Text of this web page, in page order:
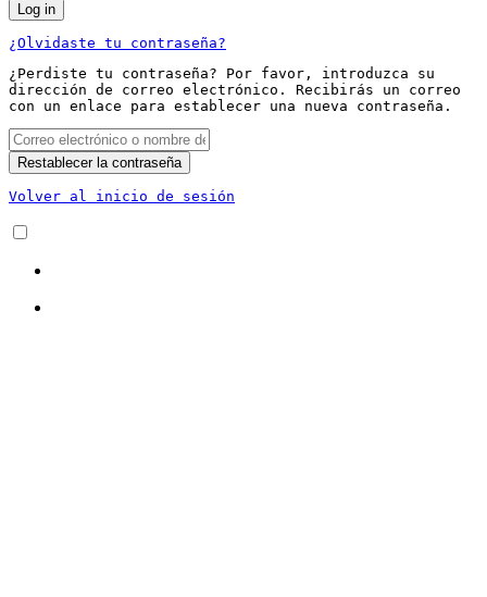
Log in
¿Olvidaste tu contraseña?
¿Perdiste tu contraseña? Por favor, introduzca su
dirección de correo electrónico. Recibirás un correo
con un enlace para establecer una nueva contraseña.
Restablecer la contraseña
Volver al inicio de sesión